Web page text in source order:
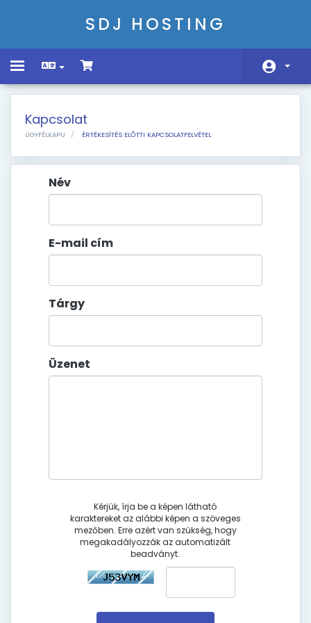
SDJ HOSTING
Toggle
Rendelés
Közlemények
Tudásbázis
Kapcsolat
Kapcsolat
ÜGYFÉLKAPU ÉRTÉKESÍTÉS ELŐTTI KAPCSOLATFELVÉTEL
Név
E-mail cím
Tárgy
Üzenet
Kérjük, írja be a képen látható
karaktereket az alábbi képen a szöveges
mezőben. Erre azért van szükség, hogy
megakadályozzák az automatizált
beadványt.